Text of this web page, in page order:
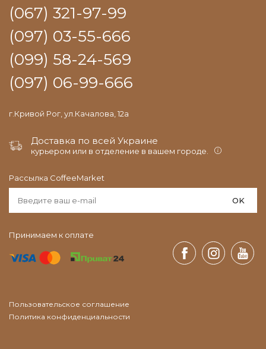
(067) 321-97-99
(097) 03-55-666
(099) 58-24-569
(097) 06-99-666
г.Кривой Рог, ул.Качалова, 12а
Доставка по всей Украине
курьером или в отделение в вашем городе.
Рассылка CoffeeMarket
OK
Принимаем к оплате
Пользовательское соглашение
Политика конфиденциальности